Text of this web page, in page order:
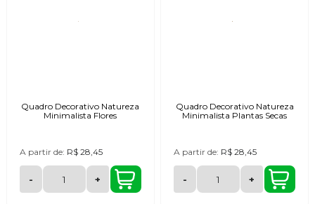
Quadro Decorativo Natureza
Minimalista Flores
A partir de: R$ 28,45
- +
Quadro Decorativo Natureza
Minimalista Plantas Secas
A partir de: R$ 28,45
- +